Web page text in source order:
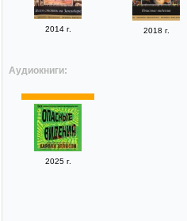
2014 г. 2018 г.
Аудиокниги:
2025 г.